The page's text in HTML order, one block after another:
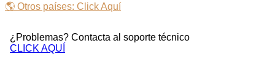
🌎 Otros países: Click Aquí
¿Problemas? Contacta al soporte técnico
CLICK AQUÍ